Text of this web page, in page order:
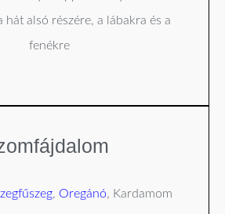
hát alsó részére, a lábakra és a
fenékre
, Oregánó, Kardamom